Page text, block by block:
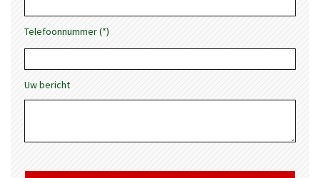
Telefoonnummer (*)
Uw bericht